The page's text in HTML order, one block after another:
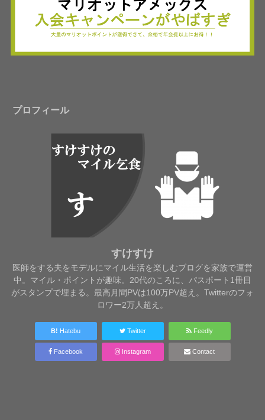
プロフィール
すけすけ
医師をする夫をモデルにマイル生活を楽しむブログを家族で運営
中。マイル・ポイントが趣味。20代のころに、パスポート1冊目
がスタンプで埋まる。最高月間PVは100万PV超え。Twitterのフォ
ロワー2万人超え。
B! Hatebu Twitter Feedly
Facebook Instagram Contact